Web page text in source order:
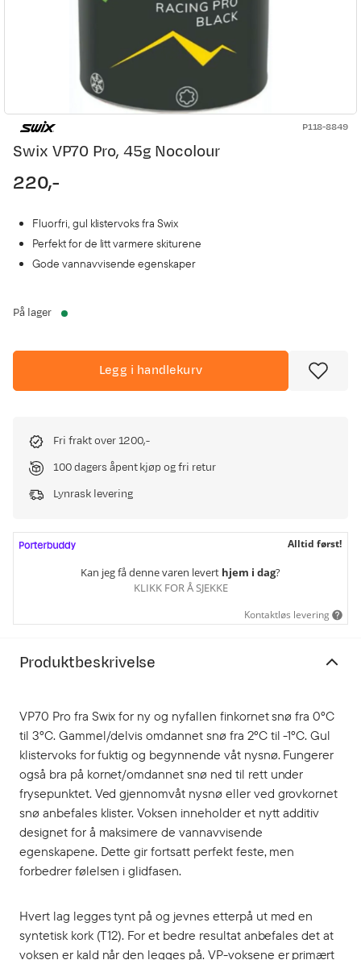
P118-8849
Swix VP70 Pro, 45g Nocolour
price
220,-
Fluorfri, gul klistervoks fra Swix
Perfekt for de litt varmere skiturene
Gode vannavvisende egenskaper
På lager
Legg i handlekurv
Fri frakt over 1200,-
100 dagers åpent kjøp og fri retur
Lynrask levering
Alltid først!
Kan jeg få denne varen levert hjem i dag?
KLIKK FOR Å SJEKKE
Kontaktløs levering
Produktbeskrivelse
VP70 Pro fra Swix for ny og nyfallen finkornet snø fra 0°C
til 3°C. Gammel/delvis omdannet snø fra 2°C til -1°C. Gul
klistervoks for fuktig og begynnende våt nysnø. Fungerer
også bra på kornet/omdannet snø ned til rett under
frysepunktet. Ved gjennomvåt nysnø eller ved grovkornet
snø anbefales klister. Voksen inneholder et nytt additiv
designet for å maksimere de vannavvisende
egenskapene. Dette gir fortsatt perfekt feste, men
forbedrer følelsen i glidfasen.
Hvert lag legges tynt på og jevnes etterpå ut med en
syntetisk kork (T12). For et bedre resultat anbefales det at
voksen er kald når den legges på. VP-voksene er primært